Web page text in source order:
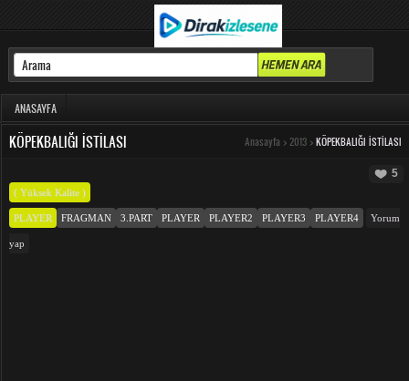
ANASAYFA
KÖPEKBALIĞI İSTILASI Anasayfa > 2013 > KÖPEKBALIĞI İSTILASI
5
( Yüksek Kalite )
PLAYER FRAGMAN 3.PART PLAYER PLAYER2 PLAYER3 PLAYER4 Yorum
yap